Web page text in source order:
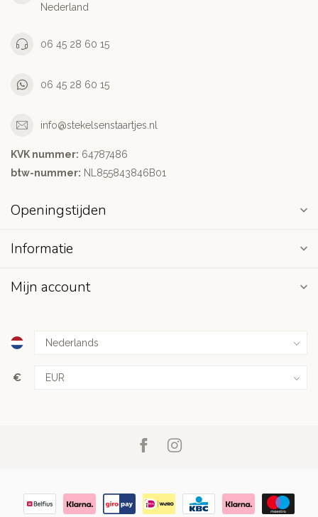
Nederland
06 45 28 60 15
06 45 28 60 15
info@stekelsenstaartjes.nl
KVK nummer: 64787486
btw-nummer: NL855843846B01
Openingstijden
Informatie
Mijn account
€